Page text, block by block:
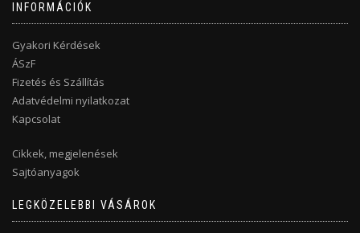
INFORMÁCIÓK
Gyakori Kérdések
ÁSzF
Fizetés és Szállítás
Adatvédelmi nyilatkozat
Kapcsolat
Cikkek, megjelenések
Sajtóanyagok
LEGKÖZELEBBI VÁSÁROK